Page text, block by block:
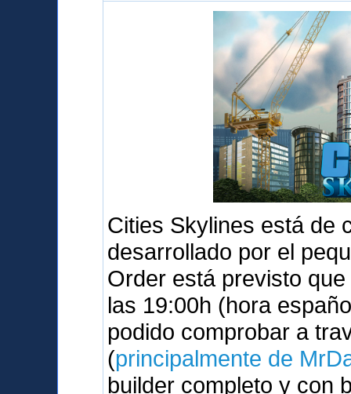
Cities Skylines está de
desarrollado por el
Order está previsto
las 19:00h (hora
podido comprobar a
(principalmente de
builder completo y con